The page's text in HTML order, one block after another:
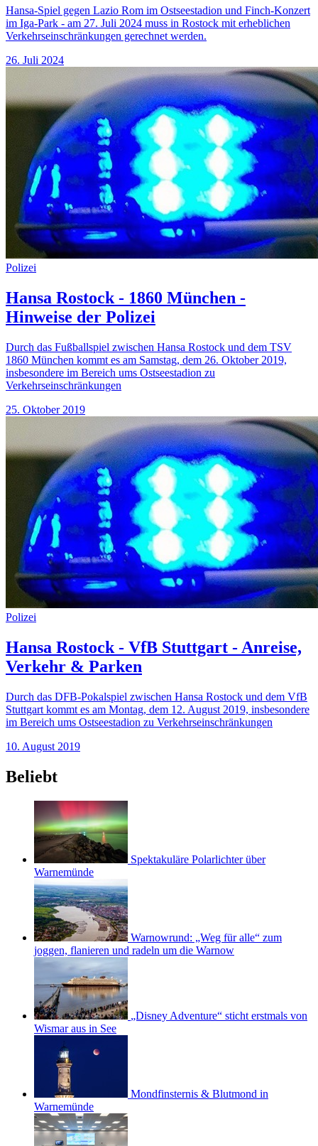
Hansa-Spiel gegen Lazio Rom im Ostseestadion und Finch-Konzert
im Iga-Park - am 27. Juli 2024 muss in Rostock mit erheblichen
Verkehrseinschränkungen gerechnet werden.
26. Juli 2024
Polizei
Hansa Rostock - 1860 München -
Hinweise der Polizei
Durch das Fußballspiel zwischen Hansa Rostock und dem TSV
1860 München kommt es am Samstag, dem 26. Oktober 2019,
insbesondere im Bereich ums Ostseestadion zu
Verkehrseinschränkungen
25. Oktober 2019
Polizei
Hansa Rostock - VfB Stuttgart - Anreise,
Verkehr & Parken
Durch das DFB-Pokalspiel zwischen Hansa Rostock und dem VfB
Stuttgart kommt es am Montag, dem 12. August 2019, insbesondere
im Bereich ums Ostseestadion zu Verkehrseinschränkungen
10. August 2019
Beliebt
Spektakuläre Polarlichter über
Warnemünde
Warnowrund: „Weg für alle“ zum
joggen, flanieren und radeln um die Warnow
„Disney Adventure“ sticht erstmals von
Wismar aus in See
Mondfinsternis & Blutmond in
Warnemünde